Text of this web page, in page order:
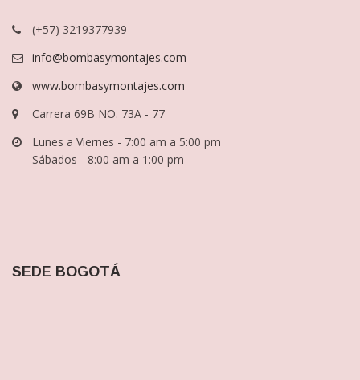
(+57) 3219377939
info@bombasymontajes.com
www.bombasymontajes.com
Carrera 69B NO. 73A - 77
Lunes a Viernes - 7:00 am a 5:00 pm
Sábados - 8:00 am a 1:00 pm
SEDE BOGOTÁ